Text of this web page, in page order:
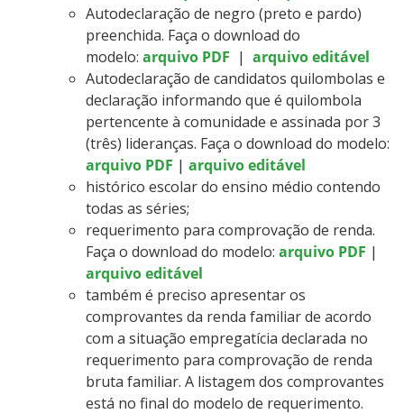
Autodeclaração de negro (preto e pardo)
preenchida. Faça o download do
modelo: arquivo PDF | arquivo editável
Autodeclaração de candidatos quilombolas e
declaração informando que é quilombola
pertencente à comunidade e assinada por 3
(três) lideranças. Faça o download do modelo:
arquivo PDF | arquivo editável
histórico escolar do ensino médio contendo
todas as séries;
requerimento para comprovação de renda.
Faça o download do modelo: arquivo PDF |
arquivo editável
também é preciso apresentar os
comprovantes da renda familiar de acordo
com a situação empregatícia declarada no
requerimento para comprovação de renda
bruta familiar. A listagem dos comprovantes
está no final do modelo de requerimento.